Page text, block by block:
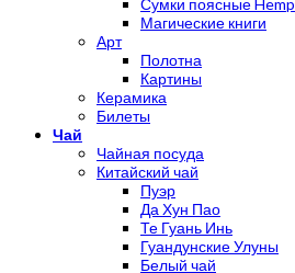
Сумки поясные Hemp
Магические книги
Арт
Полотна
Картины
Керамика
Билеты
Чай
Чайная посуда
Китайский чай
Пуэр
Да Хун Пао
Те Гуань Инь
Гуандунские Улуны
Белый чай